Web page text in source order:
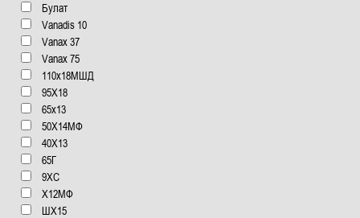
Булат
Vanadis 10
Vanax 37
Vanax 75
110x18МШД
95Х18
65x13
50Х14МФ
40Х13
65Г
9ХС
Х12МФ
ШХ15